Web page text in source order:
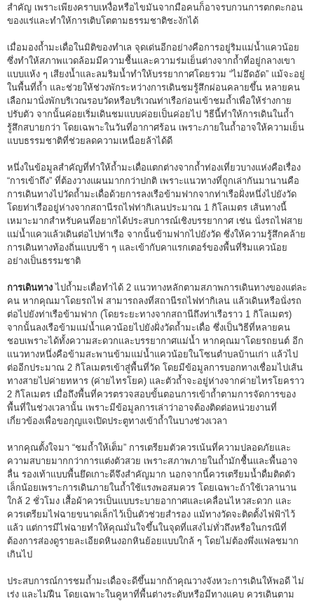
สำคัญ เพราะเพียงคราบเหงื่อหรือไขมันจากมือคนก็อาจรบกวนการตกตะกอน
ของแร่และทำให้การเติบโตตามธรรมชาติชะงักได้
เมื่อมองถ้ำมะเดื่อในมิติของทำเล จุดเด่นอีกอย่างคือการอยู่ริมแม่น้ำแควน้อย
ซึ่งทำให้สภาพแวดล้อมมีความชื้นและความร่มเย็นต่างจากถ้ำที่อยู่กลางเขา
แบบแห้ง ๆ เสียงน้ำและลมริมน้ำทำให้บรรยากาศโดยรวม “ไม่อึดอัด” แม้จะอยู่
ในพื้นที่ถ้ำ และช่วยให้ช่วงพักระหว่างการเดินชมรู้สึกผ่อนคลายขึ้น หลายคน
เลือกมานั่งพักบริเวณรอบวัดหรือบริเวณท่าเรือก่อนเข้าชมถ้ำเพื่อให้ร่างกาย
ปรับตัว จากนั้นค่อยเริ่มเดินชมแบบค่อยเป็นค่อยไป วิธีนี้ทำให้การเดินในถ้ำ
รู้สึกสบายกว่า โดยเฉพาะในวันที่อากาศร้อน เพราะภายในถ้ำอาจให้ความเย็น
แบบธรรมชาติที่ช่วยลดความเหนื่อยล้าได้ดี
หนึ่งในข้อมูลสำคัญที่ทำให้ถ้ำมะเดื่อแตกต่างจากถ้ำท่องเที่ยวบางแห่งคือเรื่อง
“การเข้าถึง” ที่ต้องวางแผนมากกว่าปกติ เพราะแนวทางที่ถูกเล่ากันมานานคือ
การเดินทางไปวัดถ้ำมะเดื่อด้วยการลงเรือข้ามฟากจากท่าเรือฝั่งหนึ่งไปยังวัด
โดยท่าเรืออยู่ห่างจากสถานีรถไฟท่ากิเลนประมาณ 1 กิโลเมตร เส้นทางนี้
เหมาะมากสำหรับคนที่อยากได้ประสบการณ์เชิงบรรยากาศ เช่น นั่งรถไฟสาย
แม่น้ำแควแล้วเดินต่อไปท่าเรือ จากนั้นข้ามฟากไปยังวัด ซึ่งให้ความรู้สึกคล้าย
การเดินทางท้องถิ่นแบบช้า ๆ และเข้ากับคาแรกเตอร์ของพื้นที่ริมแควน้อย
อย่างเป็นธรรมชาติ
การเดินทาง ไปถ้ำมะเดื่อทำได้ 2 แนวทางหลักตามสภาพการเดินทางของแต่ละ
คน หากคุณมาโดยรถไฟ สามารถลงที่สถานีรถไฟท่ากิเลน แล้วเดินหรือนั่งรถ
ต่อไปยังท่าเรือข้ามฟาก (โดยระยะทางจากสถานีถึงท่าเรือราว 1 กิโลเมตร)
จากนั้นลงเรือข้ามแม่น้ำแควน้อยไปยังฝั่งวัดถ้ำมะเดื่อ ซึ่งเป็นวิธีที่หลายคน
ชอบเพราะได้ทั้งความสะดวกและบรรยากาศแม่น้ำ หากคุณมาโดยรถยนต์ อีก
แนวทางหนึ่งคือข้ามสะพานข้ามแม่น้ำแควน้อยในโซนตำบลบ้านเก่า แล้วไป
ต่ออีกประมาณ 2 กิโลเมตรเข้าสู่พื้นที่วัด โดยมีข้อมูลการบอกทางเชื่อมไปเส้น
ทางสายไปค่ายทหาร (ค่ายไทรโยค) และตัวถ้ำจะอยู่ห่างจากค่ายไทรโยคราว
2 กิโลเมตร เมื่อถึงพื้นที่ควรตรวจสอบขั้นตอนการเข้าถ้ำตามการจัดการของ
พื้นที่ในช่วงเวลานั้น เพราะมีข้อมูลการเล่าว่าอาจต้องติดต่อหน่วยงานที่
เกี่ยวข้องเพื่อขอกุญแจเปิดประตูทางเข้าถ้ำในบางช่วงเวลา
หากคุณตั้งใจมา “ชมถ้ำให้เต็ม” การเตรียมตัวควรเน้นที่ความปลอดภัยและ
ความสบายมากกว่าการแต่งตัวสวย เพราะสภาพภายในถ้ำมักชื้นและพื้นอาจ
ลื่น รองเท้าแบบพื้นยึดเกาะดีจึงสำคัญมาก นอกจากนี้ควรเตรียมน้ำดื่มติดตัว
เล็กน้อยเพราะการเดินภายในถ้ำใช้แรงพอสมควร โดยเฉพาะถ้าใช้เวลานาน
ใกล้ 2 ชั่วโมง เสื้อผ้าควรเป็นแบบระบายอากาศและเคลื่อนไหวสะดวก และ
ควรเตรียมไฟฉายขนาดเล็กไว้เป็นตัวช่วยสำรอง แม้ทางวัดจะติดตั้งไฟฟ้าไว้
แล้ว แต่การมีไฟฉายทำให้คุณมั่นใจขึ้นในจุดที่แสงไม่ทั่วถึงหรือในกรณีที่
ต้องการส่องดูรายละเอียดหินงอกหินย้อยแบบใกล้ ๆ โดยไม่ต้องพึ่งแฟลชมาก
เกินไป
ประสบการณ์การชมถ้ำมะเดื่อจะดีขึ้นมากถ้าคุณวางจังหวะการเดินให้พอดี ไม่
เร่ง และไม่ฝืน โดยเฉพาะในคูหาที่พื้นต่างระดับหรือมีทางแคบ ควรเดินตาม